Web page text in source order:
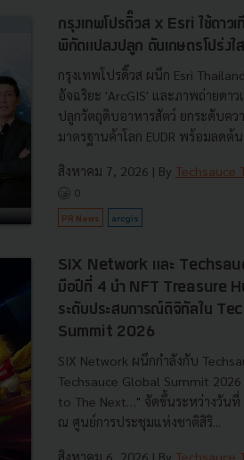
กรุงเทพโปรดิ๊วส x Esri ใช้ดาว
พิกัดแปลงปลูก ดันเกษตรโปร่งใส
กรุงเทพโปรดิ๊วส ผนึก Esri
อัจฉริยะ 'ArcGIS' และภาพถ่ายดา
ปลูกวัตถุดิบอาหารสัตว์ ยกระดับคว
มาตรฐานค้าโลก EUDR พร้อมลดต้
สิงหาคม 7, 2026 | By Techsauce
0
PR News arcgis
SIX Network และ
มือปีที่ 4 นำ NFT Treasure
ระดับประสบการณ์ดิจิทัลใน
Summit 2026
SIX Network ผนึกกำลังกับ
Techsauce Global Summit
to The Next…" จัดขึ้นระหว่างวันที่
ณ ศูนย์การประชุมแห่งชาติสิริ...
สิงหาคม 6, 2026 | By Techsauce